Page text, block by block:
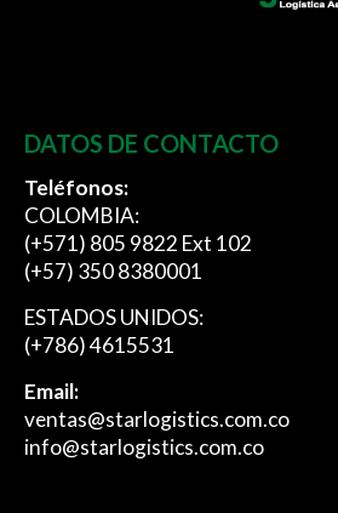
DATOS DE CONTACTO
Teléfonos:
COLOMBIA:
(+571) 805 9822 Ext 102
(+57) 350 8380001
ESTADOS UNIDOS:
(+786) 4615531
Email:
ventas@starlogistics.com.co
info@starlogistics.com.co